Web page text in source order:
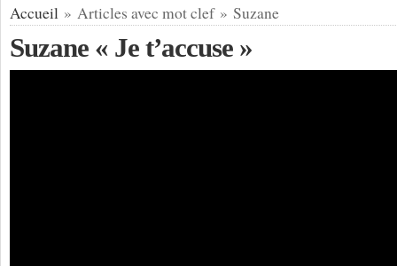
Accueil » Articles avec mot clef » Suzane
Suzane « Je t’accuse »